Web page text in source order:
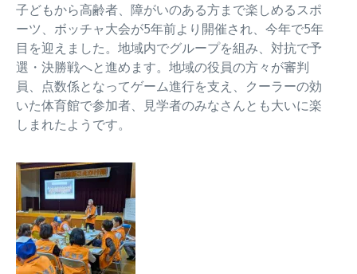
子どもから高齢者、障がいのある方まで楽しめるスポ
ーツ、ボッチャ大会が5年前より開催され、今年で5年
目を迎えました。地域内でグループを組み、対抗で予
選・決勝戦へと進めます。地域の役員の方々が審判
員、点数係となってゲーム進行を支え、クーラーの効
いた体育館で参加者、見学者のみなさんとも大いに楽
しまれたようです。